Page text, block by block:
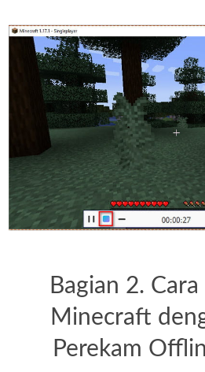
Bagian 2.
Minecraft
Perekam